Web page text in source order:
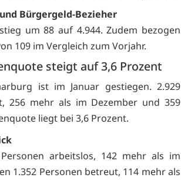
Bürgergeld-Bezieher
um 88 auf 4.944. Zudem bezogen
109 im Vergleich zum Vorjahr.
steigt auf 3,6 Prozent
ist im Januar gestiegen. 2.929
256 mehr als im Dezember und 359
liegt bei 3,6 Prozent.
arbeitslos, 142 mehr als im
1.352 Personen betreut, 114 mehr als